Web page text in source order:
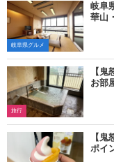
岐阜県グルメ
岐阜
華山
旅行
【
お部
【
ポイ